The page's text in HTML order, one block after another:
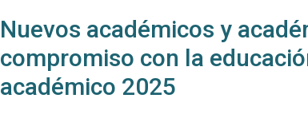
Nuevos académicos y
compromiso con la
académico 2025